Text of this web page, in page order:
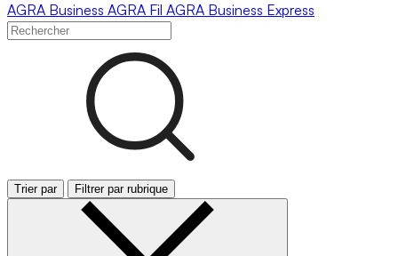
AGRA Business AGRA Fil AGRA Business Express
Trier par Filtrer par rubrique